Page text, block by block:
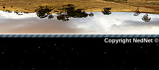
Copyright NedNet